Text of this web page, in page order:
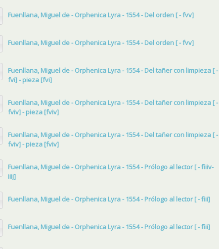
Fuenllana, Miguel de - Orphenica Lyra - 1554 - Del orden [ - fvv]
Fuenllana, Miguel de - Orphenica Lyra - 1554 - Del orden [ - fvv]
Fuenllana, Miguel de - Orphenica Lyra - 1554 - Del tañer con limpieza [ -
fvi] - pieza [fvi]
Fuenllana, Miguel de - Orphenica Lyra - 1554 - Del tañer con limpieza [ -
fviv] - pieza [fviv]
Fuenllana, Miguel de - Orphenica Lyra - 1554 - Del tañer con limpieza [ -
fviv] - pieza [fviv]
Fuenllana, Miguel de - Orphenica Lyra - 1554 - Prólogo al lector [ - fiiiv-
iiij]
Fuenllana, Miguel de - Orphenica Lyra - 1554 - Prólogo al lector [ - fiii]
Fuenllana, Miguel de - Orphenica Lyra - 1554 - Prólogo al lector [ - fiii]